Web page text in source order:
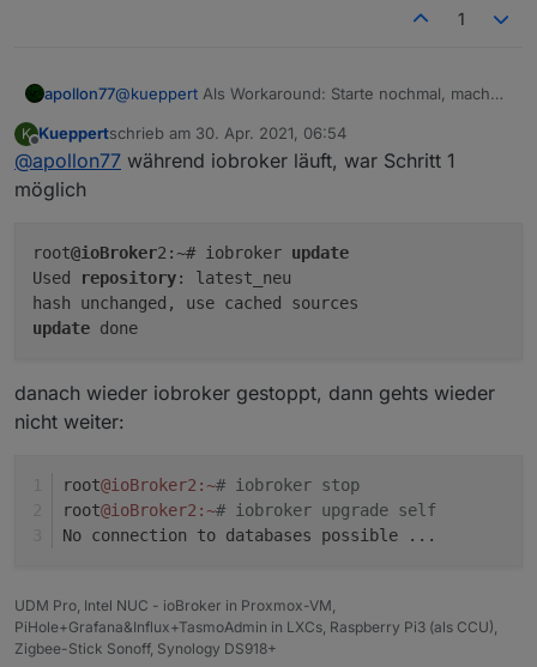
1
apollon77@kueppert Als Workaround: Starte nochmal, mach
mache dann upgrade self. Da hat jsonl bei dir nicht
genug zeit zum starten ... ist mit controller 3.3
K
Offline
Kueppertschrieb am 30. Apr. 2021, 06:54
zuletzt editiert von
@apollon77 während iobroker läuft, war Schritt 1
möglich
root@ioBroker2:~# iobroker update
Used
repository: latest_neu
update
danach wieder iobroker gestoppt, dann gehts wieder
nicht weiter:
root@ioBroker2 :~# iobroker stop
root@ioBroker2 :~# iobroker upgrade self
No connection to databases possible ...
UDM Pro, Intel NUC - ioBroker in Proxmox-VM,
PiHole+Grafana&Influx+TasmoAdmin in LXCs, Raspberry Pi3 (als CCU),
Zigbee-Stick Sonoff, Synology DS918+